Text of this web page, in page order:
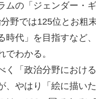
ムの「ジェンダー・
野では125位とお粗
代」を目指すなど、
わかる。
く「政治分野におけ
やはり「絵に描いた